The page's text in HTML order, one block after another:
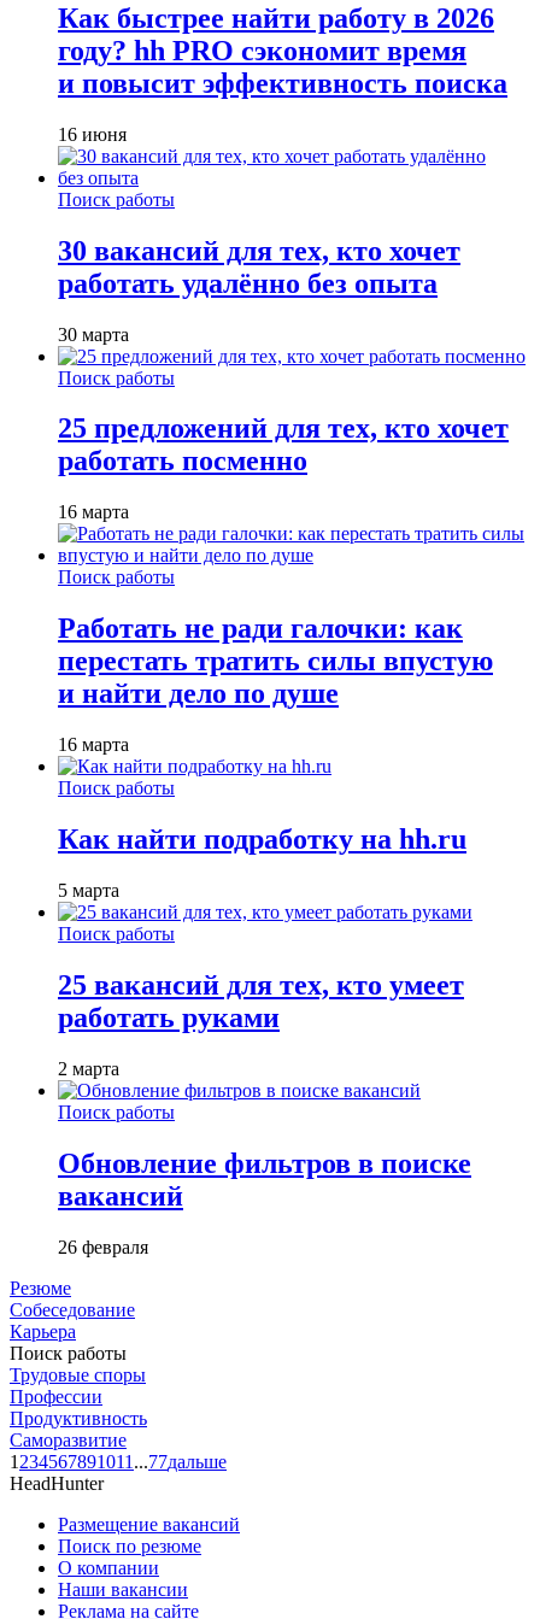
Как быстрее найти работу в 2026
году? hh PRO сэкономит время
и повысит эффективность поиска
16 июня
Поиск работы
30 вакансий для тех, кто хочет
работать удалённо без опыта
30 марта
Поиск работы
25 предложений для тех, кто хочет
работать посменно
16 марта
Поиск работы
Работать не ради галочки: как
перестать тратить силы впустую
и найти дело по душе
16 марта
Поиск работы
Как найти подработку на hh.ru
5 марта
Поиск работы
25 вакансий для тех, кто умеет
работать руками
2 марта
Поиск работы
Обновление фильтров в поиске
вакансий
26 февраля
Резюме
Собеседование
Карьера
Поиск работы
Трудовые споры
Профессии
Продуктивность
Саморазвитие
1 234567891011 ...77дальше
HeadHunter
Размещение вакансий
Поиск по резюме
О компании
Наши вакансии
Реклама на сайте